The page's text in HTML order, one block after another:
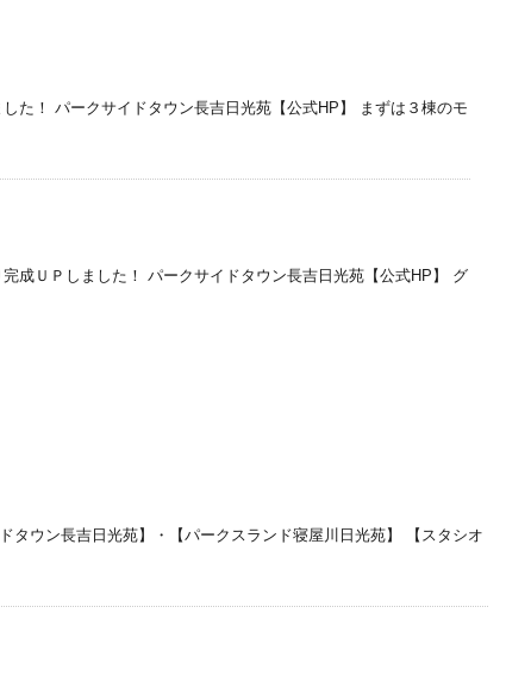
た！ パークサイドタウン長吉日光苑【公式HP】 まずは３棟のモ
成ＵＰしました！ パークサイドタウン長吉日光苑【公式HP】 グ
ウン長吉日光苑】・【パークスランド寝屋川日光苑】 【スタシオ